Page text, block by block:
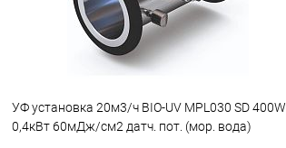
УФ установка 20м3/ч BIO-UV MPL030 SD 400W
0,4кВт 60мДж/см2 датч. пот. (мор. вода)